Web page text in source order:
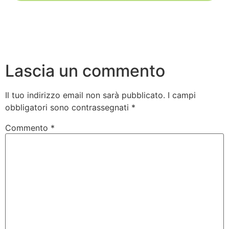
Lascia un commento
Il tuo indirizzo email non sarà pubblicato. I campi
obbligatori sono contrassegnati *
Commento *